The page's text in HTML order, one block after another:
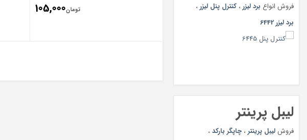
فروش انواع برد لیزر ، کنترل پنل لیزر ،
برد لیزر 6442
لیبل پرینتر
فروشلیبل پرینتر ، چاپگر بارکد ،
تومان105,000